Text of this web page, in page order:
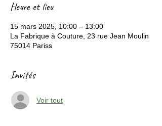
Heure et lieu
15 mars 2025, 10:00 – 13:00
La Fabrique à Couture, 23 rue Jean Moulin
75014 Pariss
Invités
Voir tout